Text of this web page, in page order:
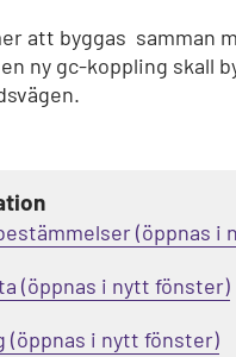
att byggas samman
ny gc-koppling skall